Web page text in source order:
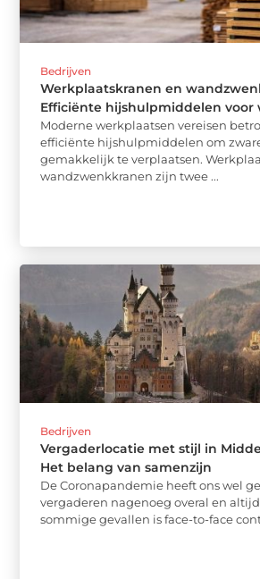
Bedrijven
Werkplaatskranen en
Efficiënte hijshulpmiddelen voor
Moderne werkplaatsen vereisen
efficiënte hijshulpmiddelen om
gemakkelijk te verplaatsen.
wandzwenkkranen zijn twee ...
Bedrijven
Vergaderlocatie met stijl in
Het belang van samenzijn
De Coronapandemie heeft ons wel
vergaderen nagenoeg overal en
sommige gevallen is face-to-face